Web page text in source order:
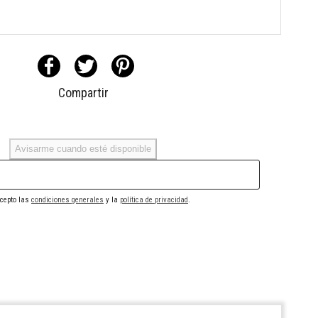
Compartir
Avisarme cuando esté disponible
las condiciones generales y la política de privacidad .